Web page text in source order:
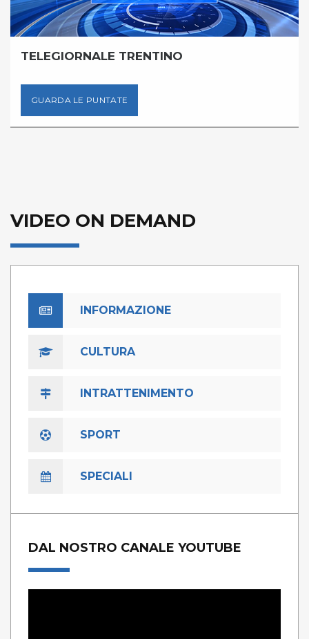
TELEGIORNALE TRENTINO
GUARDA LE PUNTATE
VIDEO ON DEMAND
INFORMAZIONE
CULTURA
INTRATTENIMENTO
SPORT
SPECIALI
DAL NOSTRO CANALE YOUTUBE